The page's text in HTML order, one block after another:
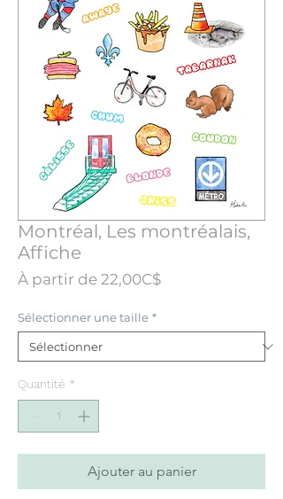
Montréal, Les montréalais,
Affiche
À partir de 22,00C$Prix
Sélectionner une taille *
Quantité *
Ajouter au panier